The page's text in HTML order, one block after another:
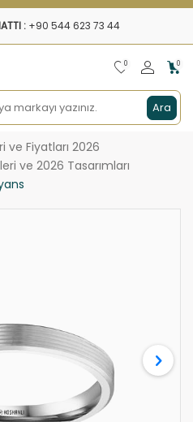
: +90 544 623 73 44
Ara
0 0
ve Fiyatları 2026
ve 2026 Tasarımları